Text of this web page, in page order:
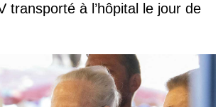
transporté à l’hôpital le jour de